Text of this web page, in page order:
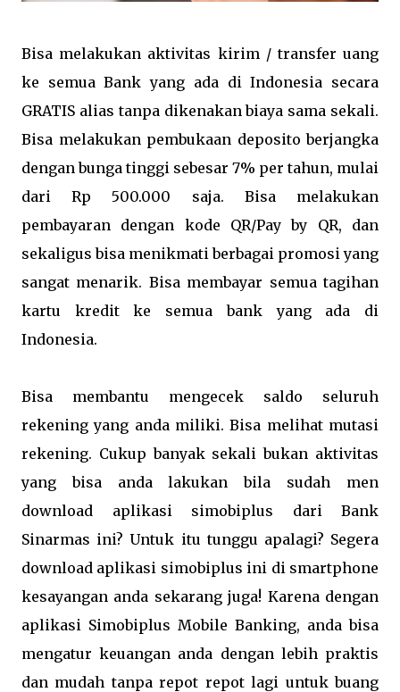
Bisa melakukan aktivitas kirim / transfer uang
ke semua Bank yang ada di Indonesia secara
GRATIS alias tanpa dikenakan biaya sama sekali.
Bisa melakukan pembukaan deposito berjangka
dengan bunga tinggi sebesar 7% per tahun, mulai
dari Rp 500.000 saja. Bisa melakukan
pembayaran dengan kode QR/Pay by QR, dan
sekaligus bisa menikmati berbagai promosi yang
sangat menarik. Bisa membayar semua tagihan
kartu kredit ke semua bank yang ada di
Indonesia.
Bisa membantu mengecek saldo seluruh
rekening yang anda miliki. Bisa melihat mutasi
rekening. Cukup banyak sekali bukan aktivitas
yang bisa anda lakukan bila sudah men
download aplikasi simobiplus dari Bank
Sinarmas ini? Untuk itu tunggu apalagi? Segera
download aplikasi simobiplus ini di smartphone
kesayangan anda sekarang juga! Karena dengan
aplikasi Simobiplus Mobile Banking, anda bisa
mengatur keuangan anda dengan lebih praktis
dan mudah tanpa repot repot lagi untuk buang